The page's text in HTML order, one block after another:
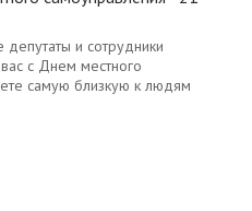
и сотрудники
с Днем местного
самую близкую к людям